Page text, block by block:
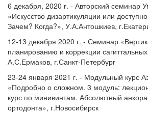
6 декабря, 2020 г. - Авторский семинар
«Искусство дизартикуляции или
Зачем? Когда?», У.А.Антошкиев,
12-13 декабря 2020 г. - Семинар
планированию и коррекции
А.С.Ермаков, г.Санкт-Петербург
23-24 января 2021 г. - Модульный курс
«Подробно о сложном. 3 модуль:
курс по минивинтам. Абсолютный
ортодонта», г.Новосибирск